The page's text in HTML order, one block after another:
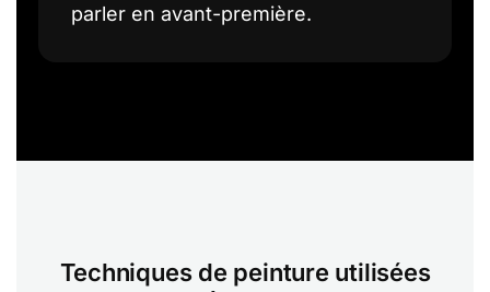
parler en avant-première.
Techniques de peinture utilisées